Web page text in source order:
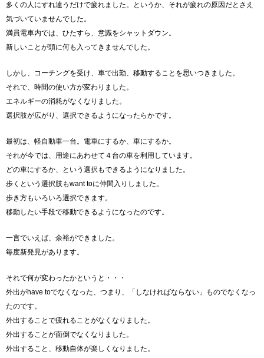
多くの人にすれ違うだけで疲れました。というか、それが疲れの原因だとさえ
気づいていませんでした。
満員電車内では、ひたすら、意識をシャットダウン。
新しいことが頭に何も入ってきませんでした。
しかし、コーチングを受け、車で出勤、移動することを思いつきました。
それで、時間の使い方が変わりました。
エネルギーの消耗がなくなりました。
選択肢が広がり、選択できるようになったらかです。
最初は、軽自動車一台。電車にするか、車にするか。
それが今では、用途にあわせて４台の車を利用しています。
どの車にするか、という選択もできるようになりました。
歩くという選択肢もwant toに仲間入りしました。
歩き方もいろいろ選択できます。
移動したい手段で移動できるようになったのです。
一言でいえば、余裕ができました。
毎度新発見があります。
それで何が変わったかというと・・・
外出がhave toでなくなった、つまり、「しなければならない」ものでなくなっ
たのです。
外出することで疲れることがなくなりました。
外出することが面倒でなくなりました。
外出すること、移動自体が楽しくなりました。